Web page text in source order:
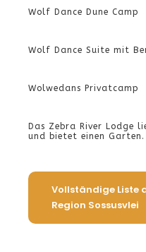
Wolf Dance Dune Camp
Wolf Dance Suite mit
Wolwedans Privatcamp
Das Zebra River Lodge
und bietet einen Garten.
Vollständige Liste
Region Sossusvlei